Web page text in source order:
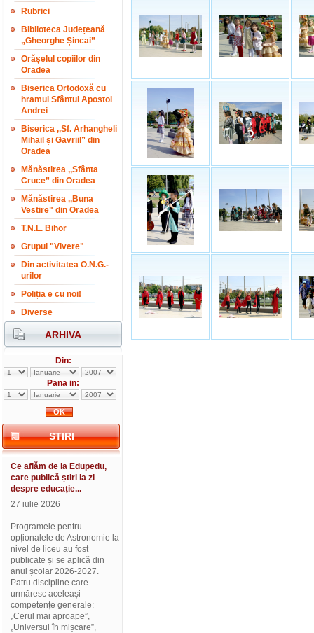
Rubrici
Biblioteca Județeană
„Gheorghe Șincai”
Orășelul copiilor din
Oradea
Biserica Ortodoxă cu
hramul Sfântul Apostol
Andrei
Biserica ,,Sf. Arhangheli
Mihail și Gavriil” din
Oradea
Mănăstirea ,,Sfânta
Cruce” din Oradea
Mănăstirea ,,Buna
Vestire" din Oradea
T.N.L. Bihor
Grupul "Vivere"
Din activitatea O.N.G.-
urilor
Poliția e cu noi!
Diverse
ARHIVA
Din:
Pana in:
STIRI
Ce aflăm de la Edupedu,
care publică știri la zi
despre educație...
27 iulie 2026
Programele pentru
opționalele de Astronomie la
nivel de liceu au fost
publicate și se aplică din
anul școlar 2026-2027.
Patru discipline care
urmăresc aceleași
competențe generale:
„Cerul mai aproape”,
„Universul în mișcare”,